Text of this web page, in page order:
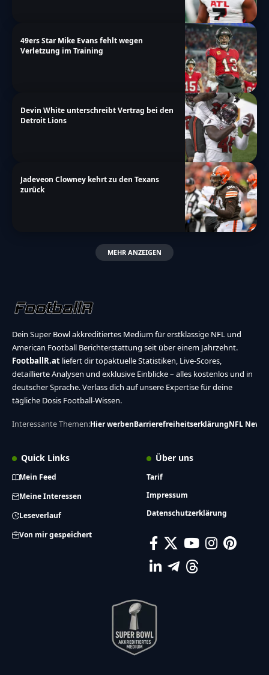
49ers Star Mike Evans fehlt wegen
Verletzung im Training
Devin White unterschreibt Vertrag bei den
Detroit Lions
Jadeveon Clowney kehrt zu den Texans
zurück
MEHR ANZEIGEN
Dein Super Bowl akkreditiertes Medium für erstklassige NFL und
American Football Berichterstattung seit über einem Jahrzehnt.
FootballR.at liefert dir topaktuelle Statistiken, Live-Scores,
detaillierte Analysen und exklusive Einblicke – alles kostenlos und in
deutscher Sprache. Verlass dich auf unsere Expertise für deine
tägliche Dosis Football-Wissen.
Interessante Themen:Hier werbenBarrierefreiheitserklärungNFL News
Quick Links
Mein Feed
Meine Interessen
Leseverlauf
Von mir gespeichert
Über uns
Tarif
Impressum
Datenschutzerklärung